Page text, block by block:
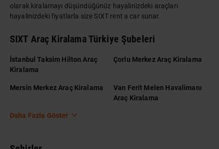
olarak kiralamayı düşündüğünüz hayalinizdeki araçları
hayalinizdeki fiyatlarla size SIXT rent a car sunar.
SIXT Araç Kiralama Türkiye Şubeleri
İstanbul Taksim Hilton Araç
Kiralama
Çorlu Merkez Araç Kiralama
Mersin Merkez Araç Kiralama
Van Ferit Melen Havalimanı
Araç Kiralama
Daha Fazla Göster